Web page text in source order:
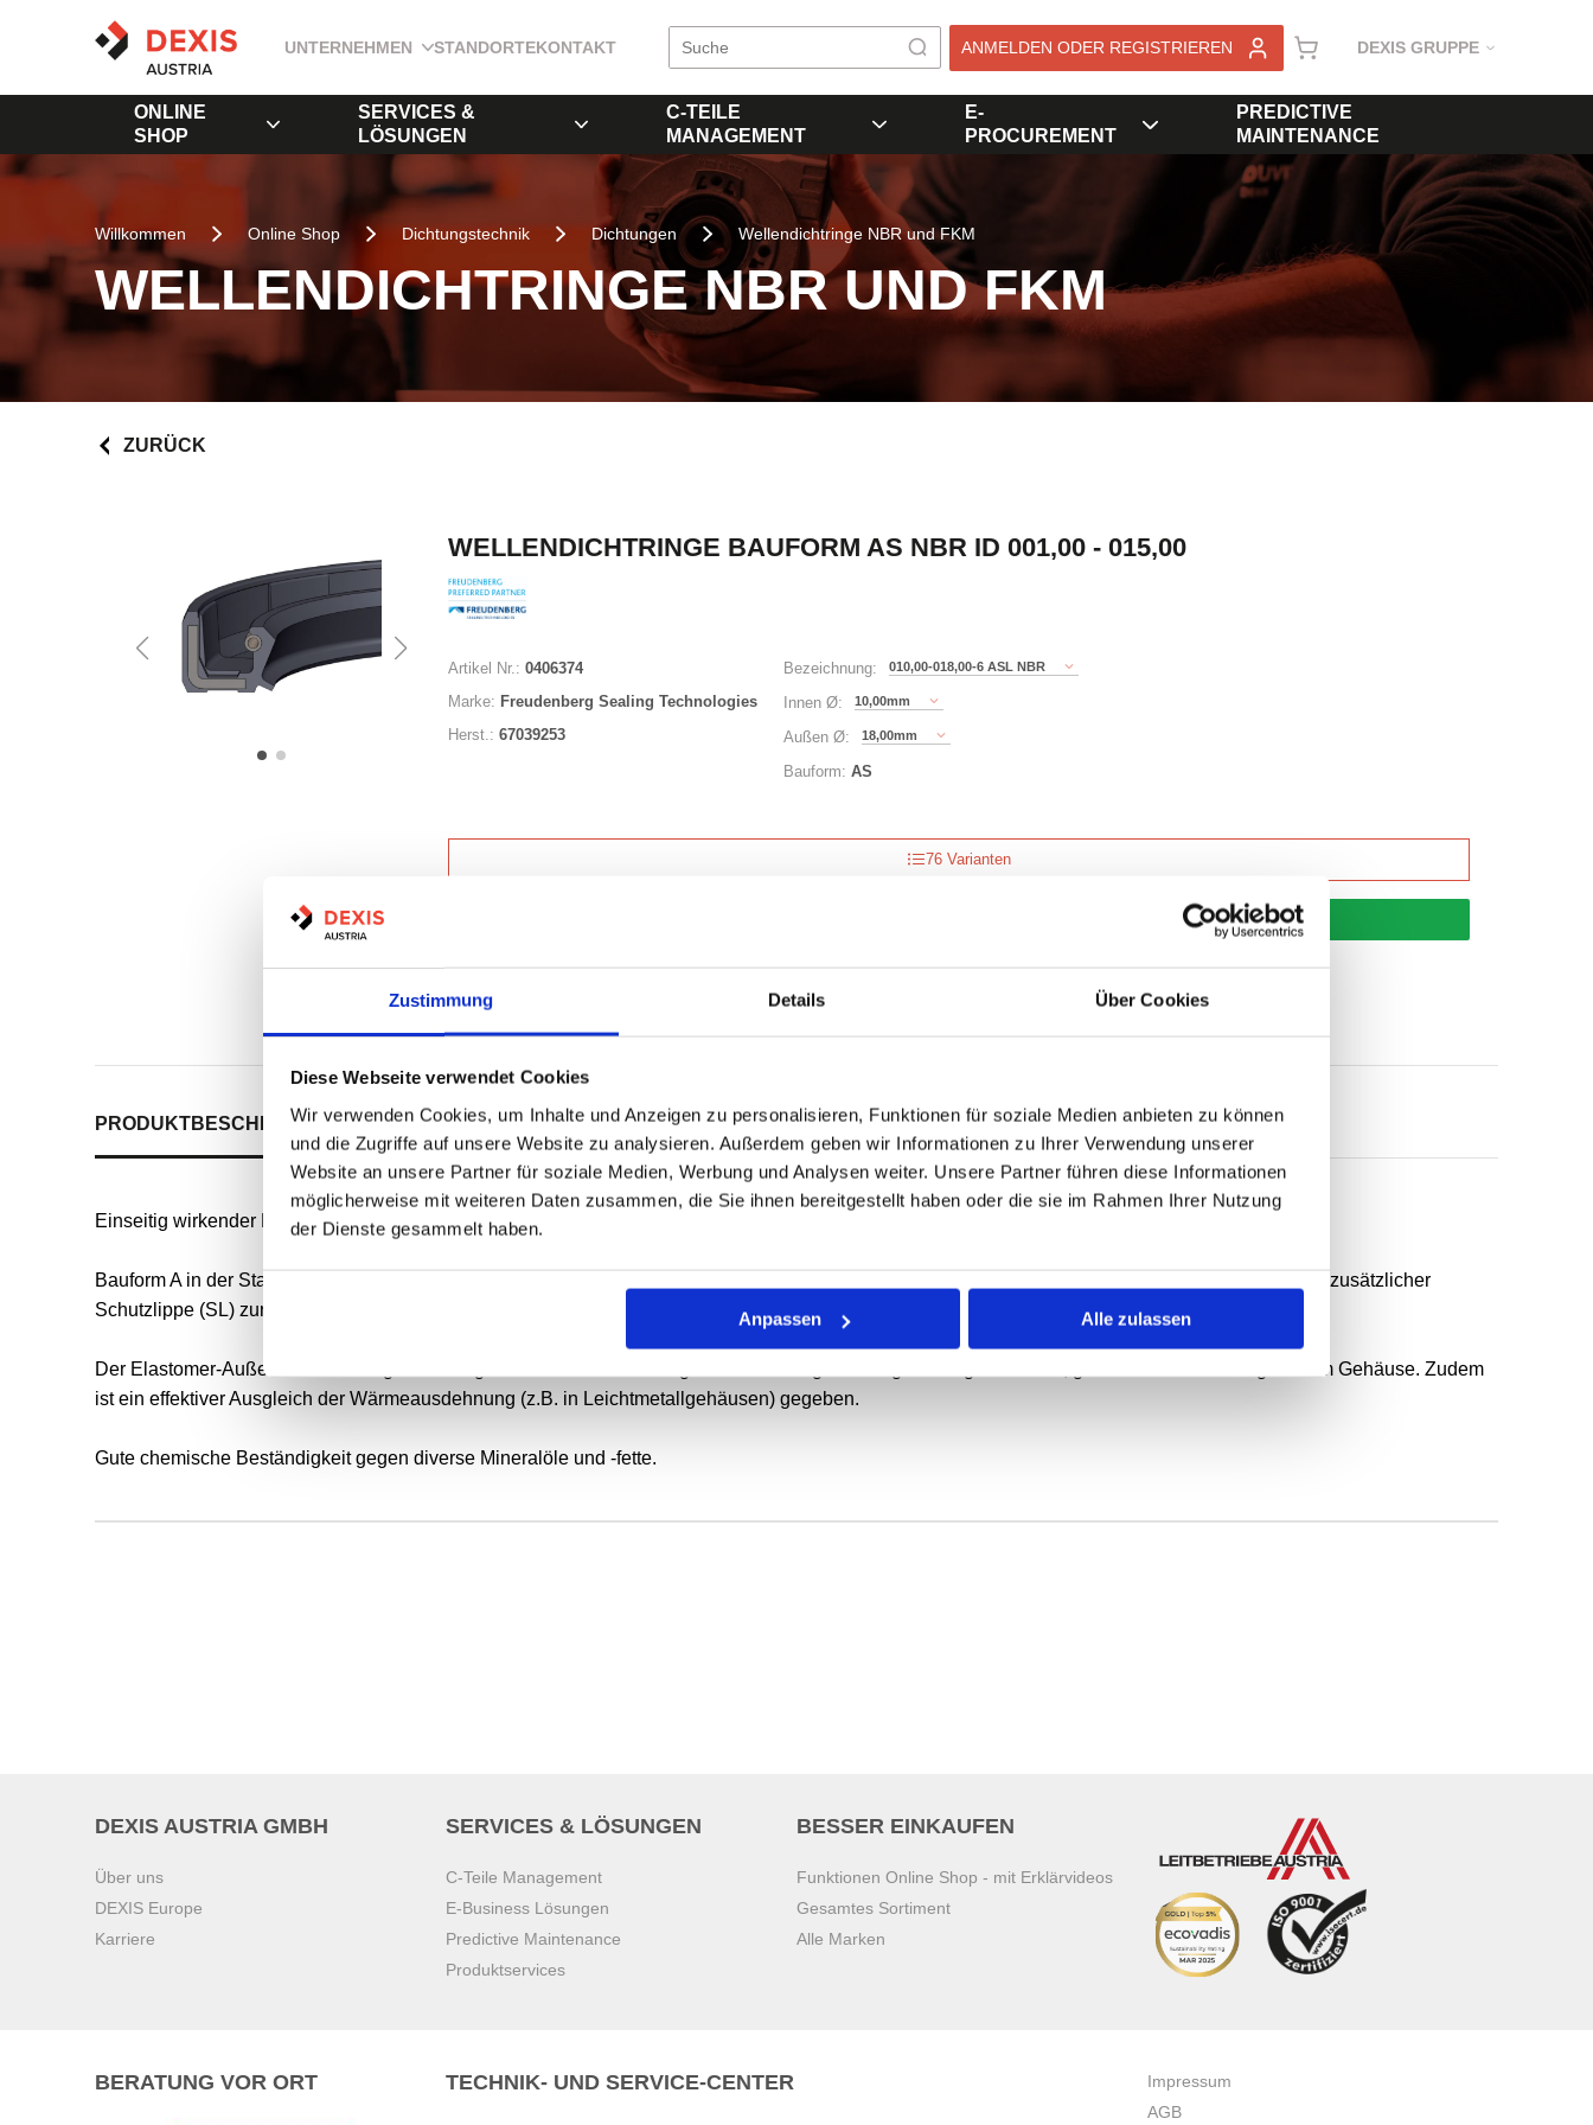
Zustimmung Details Über Cookies
Diese Webseite verwendet Cookies
Wir verwenden Cookies, um Inhalte und Anzeigen zu personalisieren, Funktionen für soziale Medien anbieten zu können
und die Zugriffe auf unsere Website zu analysieren. Außerdem geben wir Informationen zu Ihrer Verwendung unserer
Website an unsere Partner für soziale Medien, Werbung und Analysen weiter. Unsere Partner führen diese Informationen
möglicherweise mit weiteren Daten zusammen, die Sie ihnen bereitgestellt haben oder die sie im Rahmen Ihrer Nutzung
der Dienste gesammelt haben.
Anpassen Alle zulassen
UNTERNEHMEN STANDORTEKONTAKT ANMELDEN ODER REGISTRIEREN DEXIS GRUPPE
ONLINE
SHOP
SERVICES &
LÖSUNGEN
C-TEILE
MANAGEMENT
E-
PROCUREMENT
PREDICTIVE
MAINTENANCE
Willkommen Online Shop Dichtungstechnik Dichtungen Wellendichtringe NBR und FKM
WELLENDICHTRINGE NBR UND FKM
ZURÜCK
WELLENDICHTRINGE BAUFORM AS NBR ID 001,00 - 015,00
Artikel Nr.: 0406374
Marke: Freudenberg Sealing Technologies
Herst.: 67039253
Bezeichnung: 010,00-018,00-6 ASL NBR
Innen Ø: 10,00mm
Außen Ø: 18,00mm
Bauform: AS
76 Varianten
PRODUKTBESCHREIBUNGALLE SPEZIFIKATIONENVARIANTEN
Einseitig wirkender Radial-Wellendichtring für rotierende oder schwenkbewegte Wellen.
Bauform A in der Standardausführung nach DIN 3760 mit Elastomer-Außenmantel, metallischem Versteifungsring, federunterstützter Dichtlippe und zusätzlicher
Schutzlippe (SL) zur Vorbeugung von Verschmutzung.
Der Elastomer-Außenmantel ermöglicht eine gute statische Abdichtung bei dünnflüssigen oder gasförmigen Medien, gröberer Rauheit und geteiltem Gehäuse. Zudem
ist ein effektiver Ausgleich der Wärmeausdehnung (z.B. in Leichtmetallgehäusen) gegeben.
Gute chemische Beständigkeit gegen diverse Mineralöle und -fette.
DEXIS AUSTRIA GMBH
Über uns
DEXIS Europe
Karriere
SERVICES & LÖSUNGEN
C-Teile Management
E-Business Lösungen
Predictive Maintenance
Produktservices
BESSER EINKAUFEN
Funktionen Online Shop - mit Erklärvideos
Gesamtes Sortiment
Alle Marken
BERATUNG VOR ORT TECHNIK- UND SERVICE-CENTER
Impressum
AGB